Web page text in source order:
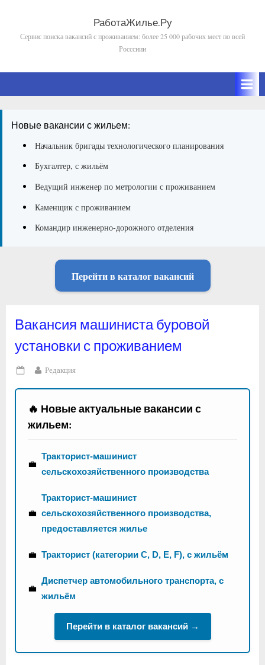
content
РаботаЖилье.Ру
Сервис поиска вакансий с проживанием: более 25 000 рабочих мест по всей
Росссиии
Новые вакансии с жильем:
Начальник бригады технологического планирования
Бухгалтер, с жильём
Ведущий инженер по метрологии с проживанием
Каменщик с проживанием
Командир инженерно-дорожного отделения
Перейти в каталог вакансий
Вакансия машиниста буровой
установки с проживанием
Posted
on
By
Редакция
🔥 Новые актуальные вакансии с
жильем:
💼
Тракторист-машинист
сельскохозяйственного производства
💼
Тракторист-машинист
сельскохозяйственного производства,
предоставляется жилье
💼 Тракторист (категории C, D, E, F), с жильём
💼
Диспетчер автомобильного транспорта, с
жильём
Перейти в каталог вакансий →